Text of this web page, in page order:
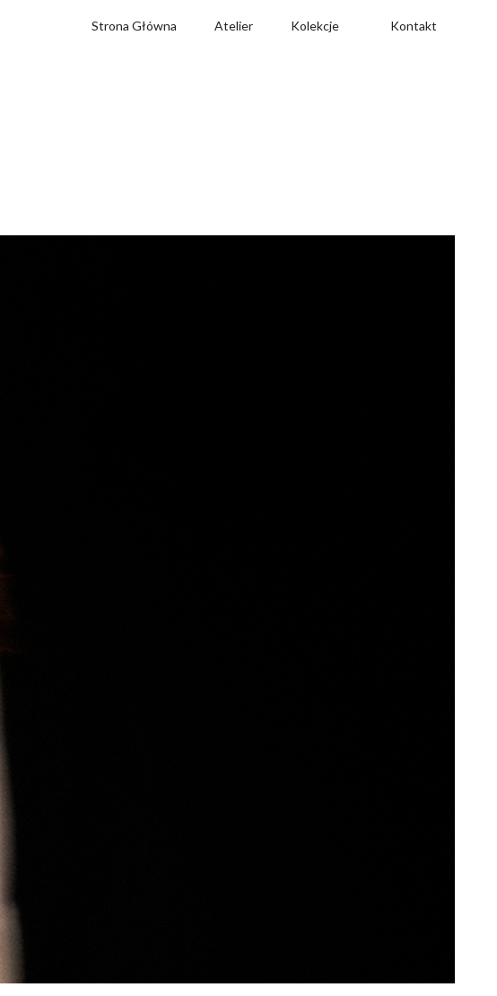
Strona Główna Atelier Kolekcje Kontakt